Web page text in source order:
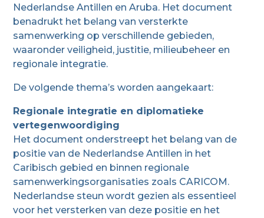
Nederlandse Antillen en Aruba. Het document
benadrukt het belang van versterkte
samenwerking op verschillende gebieden,
waaronder veiligheid, justitie, milieubeheer en
regionale integratie.
De volgende thema’s worden aangekaart:
Regionale integratie en diplomatieke
vertegenwoordiging
Het document onderstreept het belang van de
positie van de Nederlandse Antillen in het
Caribisch gebied en binnen regionale
samenwerkingsorganisaties zoals CARICOM.
Nederlandse steun wordt gezien als essentieel
voor het versterken van deze positie en het